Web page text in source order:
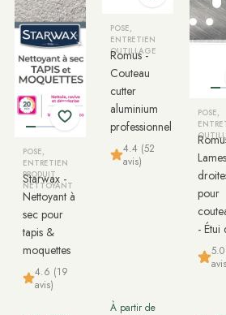
POSE,
ENTRETIEN
PRODUIT
NETTOYANT
Starwax -
Nettoyant à
sec pour
tapis &
moquettes
4.6 (19
avis)
POSE,
ENTRETIEN
OUTILLAGE
Romus -
Couteau
cutter
aluminium
professionnel
4.4 (52
avis)
À partir de
POSE,
Lames
pour
- Étui